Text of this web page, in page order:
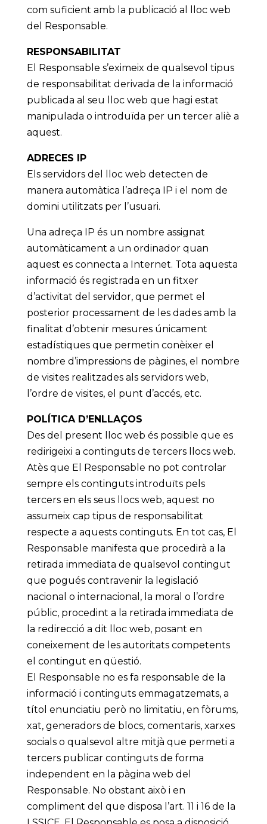
com suficient amb la publicació al lloc web
del Responsable.
RESPONSABILITAT
El Responsable s’eximeix de qualsevol tipus
de responsabilitat derivada de la informació
publicada al seu lloc web que hagi estat
manipulada o introduïda per un tercer aliè a
aquest.
ADRECES IP
Els servidors del lloc web detecten de
manera automàtica l’adreça IP i el nom de
domini utilitzats per l’usuari.
Una adreça IP és un nombre assignat
automàticament a un ordinador quan
aquest es connecta a Internet. Tota aquesta
informació és registrada en un fitxer
d’activitat del servidor, que permet el
posterior processament de les dades amb la
finalitat d’obtenir mesures únicament
estadístiques que permetin conèixer el
nombre d’impressions de pàgines, el nombre
de visites realitzades als servidors web,
l’ordre de visites, el punt d’accés, etc.
POLÍTICA D’ENLLAÇOS
Des del present lloc web és possible que es
redirigeixi a continguts de tercers llocs web.
Atès que El Responsable no pot controlar
sempre els continguts introduïts pels
tercers en els seus llocs web, aquest no
assumeix cap tipus de responsabilitat
respecte a aquests continguts. En tot cas, El
Responsable manifesta que procedirà a la
retirada immediata de qualsevol contingut
que pogués contravenir la legislació
nacional o internacional, la moral o l’ordre
públic, procedint a la retirada immediata de
la redirecció a dit lloc web, posant en
coneixement de les autoritats competents
el contingut en qüestió.
El Responsable no es fa responsable de la
informació i continguts emmagatzemats, a
títol enunciatiu però no limitatiu, en fòrums,
xat, generadors de blocs, comentaris, xarxes
socials o qualsevol altre mitjà que permeti a
tercers publicar continguts de forma
independent en la pàgina web del
Responsable. No obstant això i en
compliment del que disposa l’art. 11 i 16 de la